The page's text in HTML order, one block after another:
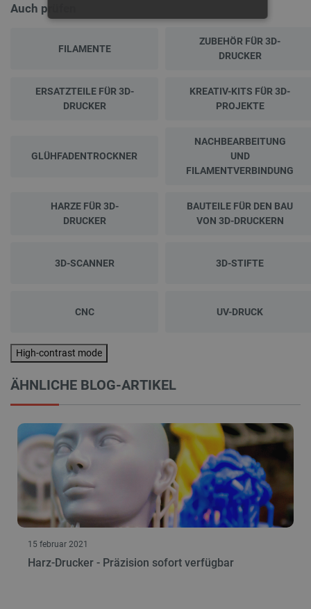
Auch prüfen
FILAMENTE
ZUBEHÖR FÜR 3D-
DRUCKER
ERSATZTEILE FÜR 3D-
DRUCKER
KREATIV-KITS FÜR 3D-
PROJEKTE
GLÜHFADENTROCKNER
NACHBEARBEITUNG
UND
FILAMENTVERBINDUNG
HARZE FÜR 3D-
DRUCKER
BAUTEILE FÜR DEN BAU
VON 3D-DRUCKERN
3D-SCANNER 3D-STIFTE
CNC UV-DRUCK
High-contrast mode
ÄHNLICHE BLOG-ARTIKEL
15 februar 2021
Harz-Drucker - Präzision sofort verfügbar
TARGETING
Targeting Funktionalität
die unbedingt erforderlichen Cookies kann die
Domäne
critAccountId botland.de
Datenschutzerklärung von Google